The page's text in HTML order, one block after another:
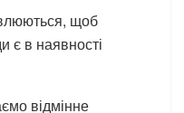
щоб
є в наявності
відмінне